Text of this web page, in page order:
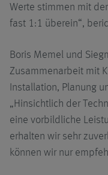
Werte stimmen mit
fast 1:1 überein“,
Boris Memel und
Zusammenarbeit mit
Installation, Planung
„Hinsichtlich der
eine vorbildliche
erhalten wir sehr
können wir nur